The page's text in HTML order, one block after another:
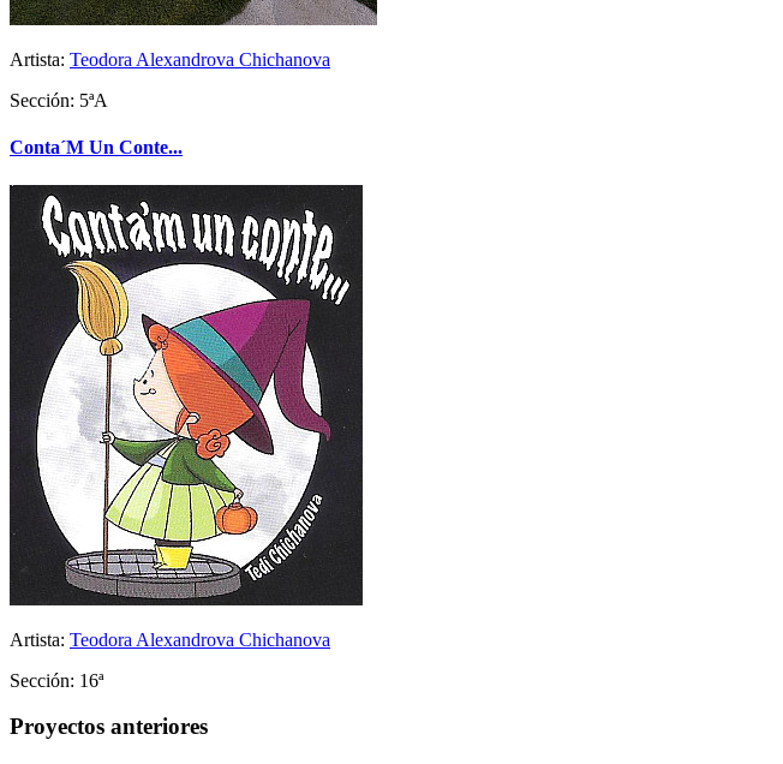
Artista: Teodora Alexandrova Chichanova
Sección: 5ªA
Conta´M Un Conte...
Artista: Teodora Alexandrova Chichanova
Sección: 16ª
Proyectos anteriores